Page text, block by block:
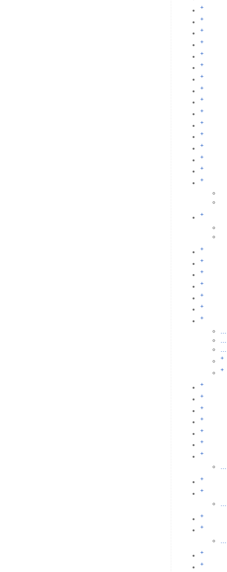
+
+
+
+
+
+
+
+
+
+
+
+
+
+
+
+
+
+
+
+
+
+
+
+
...
...
...
+
+
+
+
+
+
+
+
+
...
+
+
+
+
+
+